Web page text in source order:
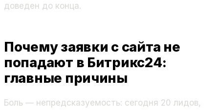
доведен до конца.
Почему заявки с сайта не
попадают в Битрикс24:
главные причины
Боль — непредсказуемость: сегодня 20 лидов,